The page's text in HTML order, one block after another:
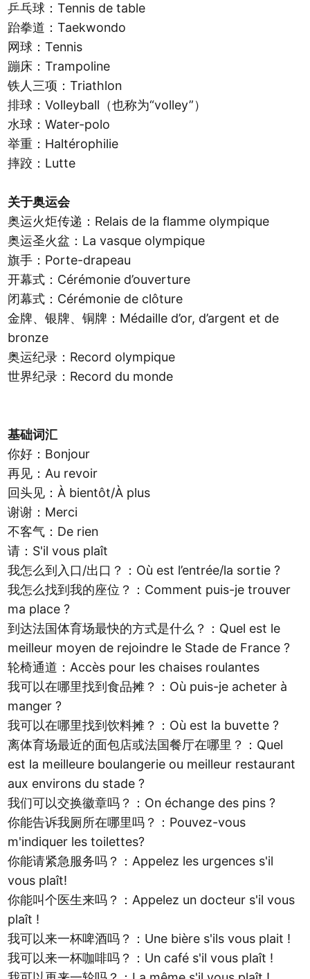
乒乓球：Tennis de table
跆拳道：Taekwondo
网球：Tennis
蹦床：Trampoline
铁人三项：Triathlon
排球：Volleyball（也称为“volley”）
水球：Water-polo
举重：Haltérophilie
摔跤：Lutte
关于奥运会
奥运火炬传递：Relais de la flamme olympique
奥运圣火盆：La vasque olympique
旗手：Porte-drapeau
开幕式：Cérémonie d’ouverture
闭幕式：Cérémonie de clôture
金牌、银牌、铜牌：Médaille d’or, d’argent et de
bronze
奥运纪录：Record olympique
世界纪录：Record du monde
基础词汇
你好：Bonjour
再见：Au revoir
回头见：À bientôt/À plus
谢谢：Merci
不客气：De rien
请：S'il vous plaît
我怎么到入口/出口？：Où est l’entrée/la sortie ?
我怎么找到我的座位？：Comment puis-je trouver
ma place ?
到达法国体育场最快的方式是什么？：Quel est le
meilleur moyen de rejoindre le Stade de France ?
轮椅通道：Accès pour les chaises roulantes
我可以在哪里找到食品摊？：Où puis-je acheter à
manger ?
我可以在哪里找到饮料摊？：Où est la buvette ?
离体育场最近的面包店或法国餐厅在哪里？：Quel
est la meilleure boulangerie ou meilleur restaurant
aux environs du stade ?
我们可以交换徽章吗？：On échange des pins ?
你能告诉我厕所在哪里吗？：Pouvez-vous
m'indiquer les toilettes?
你能请紧急服务吗？：Appelez les urgences s'il
vous plaît!
你能叫个医生来吗？：Appelez un docteur s'il vous
plaît !
我可以来一杯啤酒吗？：Une bière s'ils vous plait !
我可以来一杯咖啡吗？：Un café s'il vous plaît !